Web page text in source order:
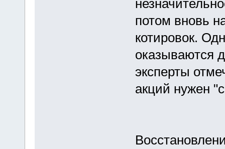
потом вновь
котировок.
оказываются
эксперты
акций нужен